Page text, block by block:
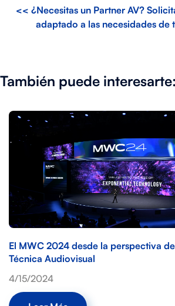
<< ¿Necesitas un Partner AV?
adaptado a las necesidades de
También puede interesarte:
El MWC 2024 desde la perspectiva
Técnica Audiovisual
4/15/2024